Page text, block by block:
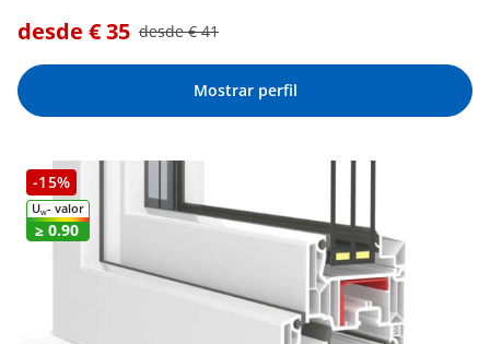
desde €35 desde €41
Mostrar perfil
-15%
UW- valor
≥ 0.90